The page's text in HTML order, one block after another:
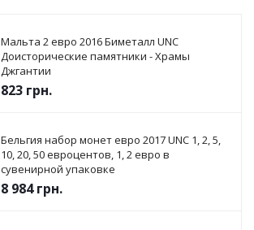
Мальта 2 евро 2016 Биметалл UNC
Доисторические памятники - Храмы
Джгантии
823 грн.
Бельгия набор монет евро 2017 UNC 1, 2, 5,
10, 20, 50 евроцентов, 1, 2 евро в
сувенирной упаковке
8 984грн.